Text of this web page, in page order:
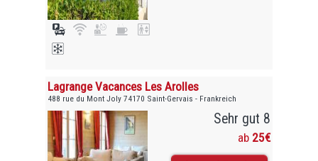
Lagrange Vacances Les Arolles
488 rue du Mont Joly 74170 Saint-Gervais - Frankreich
Sehr gut 8
ab 25€